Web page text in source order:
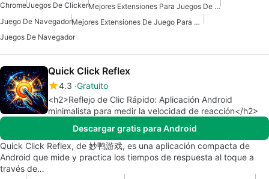
ChromeJuegos De Clicker
Mejores Extensiones Para Juegos De Chrome
Juego De Navegador
Mejores Extensiones De Juego Para Chrome
Juegos De Navegador
Quick Click Reflex
4.3 Gratuito
<h2>Reflejo de Clic Rápido: Aplicación Android
minimalista para medir la velocidad de reacción</h2>
Descargar gratis para Android
Quick Click Reflex, de 妙鸭游戏, es una aplicación compacta de
Android que mide y practica los tiempos de respuesta al toque a
través de…